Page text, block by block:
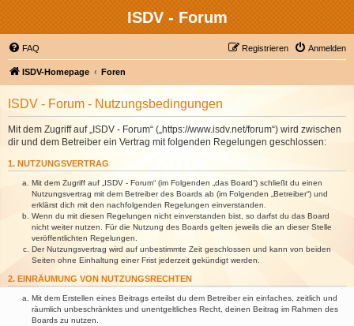
ISDV - Forum
FAQ Anmelden
Registrieren
ISDV-Homepage Foren
ISDV - Forum - Nutzungsbedingungen
Mit dem Zugriff auf „ISDV - Forum“ („https://www.isdv.net/forum“) wird zwischen
dir und dem Betreiber ein Vertrag mit folgenden Regelungen geschlossen:
1. NUTZUNGSVERTRAG
Mit dem Zugriff auf „ISDV - Forum“ (im Folgenden „das Board“) schließt du einen
Nutzungsvertrag mit dem Betreiber des Boards ab (im Folgenden „Betreiber“) und
erklärst dich mit den nachfolgenden Regelungen einverstanden.
Wenn du mit diesen Regelungen nicht einverstanden bist, so darfst du das Board
nicht weiter nutzen. Für die Nutzung des Boards gelten jeweils die an dieser Stelle
veröffentlichten Regelungen.
Der Nutzungsvertrag wird auf unbestimmte Zeit geschlossen und kann von beiden
Seiten ohne Einhaltung einer Frist jederzeit gekündigt werden.
2. EINRÄUMUNG VON NUTZUNGSRECHTEN
Mit dem Erstellen eines Beitrags erteilst du dem Betreiber ein einfaches, zeitlich und
räumlich unbeschränktes und unentgeltliches Recht, deinen Beitrag im Rahmen des
Boards zu nutzen.